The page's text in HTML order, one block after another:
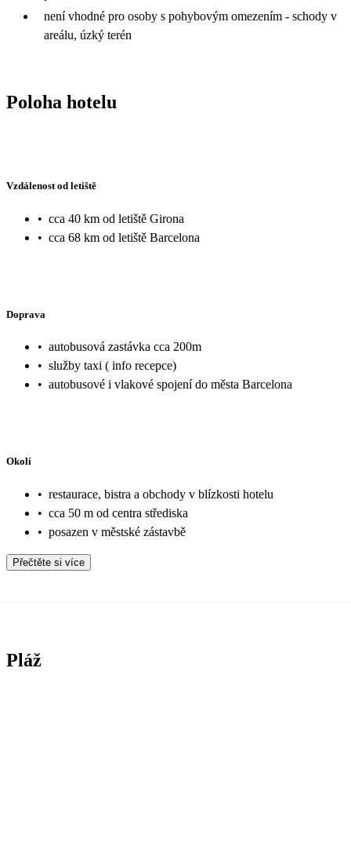
není vhodné pro osoby s pohybovým omezením - schody v
areálu, úzký terén
Poloha hotelu
Vzdálenost od letiště
• cca 40 km od letiště Girona
• cca 68 km od letiště Barcelona
Doprava
• autobusová zastávka cca 200m
• služby taxi ( info recepce)
• autobusové i vlakové spojení do města Barcelona
Okolí
• restaurace, bistra a obchody v blízkosti hotelu
• cca 50 m od centra střediska
• posazen v městské zástavbě
Přečtěte si více
Pláž